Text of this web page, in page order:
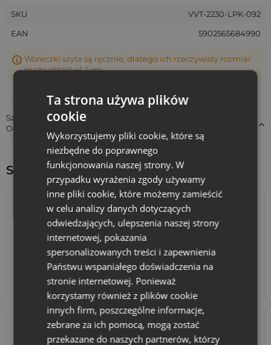
SKU
VVT-2230-LPK-092
EAN
5902565684990
Woreczki szyte są ręcznie, dlatego ich rzeczywisty rozmiar
może różnić +/- 1 cm
Szczegóły dotyczące zgodności produktu z przepisami:
Odpowiedzialność za produkt
Sprawdź inne ciekawe produkty:
Kalendarze adwentowe Torby bawełniane
Ta strona używa plików
cookie
Wykorzystujemy pliki cookie, które są
niezbędne do poprawnego
funkcjonowania naszej strony. W
przypadku wyrażenia zgody używamy
inne pliki cookie, które możemy zamieścić
w celu analizy danych dotyczących
odwiedzających, ulepszenia naszej strony
internetowej, pokazania
spersonalizowanych treści i zapewnienia
Państwu wspaniałego doświadczenia na
stronie internetowej. Ponieważ
korzystamy również z plików cookie
innych firm, poszczególne informacje,
zebrane za ich pomocą, mogą zostać
przekazane do naszych partnerów, którzy